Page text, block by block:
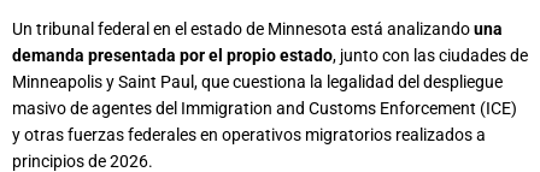
Un tribunal federal en el estado de Minnesota está analizandouna
demanda presentada por el propio estado, junto con las ciudades de
Minneapolis y Saint Paul, que cuestiona la legalidad del despliegue
masivo de agentes del Immigration and Customs Enforcement (ICE)
y otras fuerzas federales en operativos migratorios realizados a
principios de 2026.